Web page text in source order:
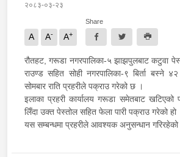
२०८३-०३-२३
A A- A+
Share
रौतहट, गरूडा नगरपालिका-५ झाझपुलबाट कटुवा
राउण्ड सहित सोही नगरपालिका-९ बिर्ता बस्ने
सोमबार राति प्रहरीले पक्राउ गरेको छ ।
इलाका प्रहरी कार्यालय गरूडा समेतबाट खटिएको
लिँदा उक्त पेस्तोल सहित फेला पारी पक्राउ गरेको हो
यस सम्बन्धमा प्रहरीले आवश्यक अनुसन्धान